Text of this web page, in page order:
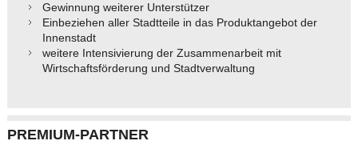
Gewinnung weiterer Unterstützer
Einbeziehen aller Stadtteile in das Produktangebot der
Innenstadt
weitere Intensivierung der Zusammenarbeit mit
Wirtschaftsförderung und Stadtverwaltung
PREMIUM-PARTNER